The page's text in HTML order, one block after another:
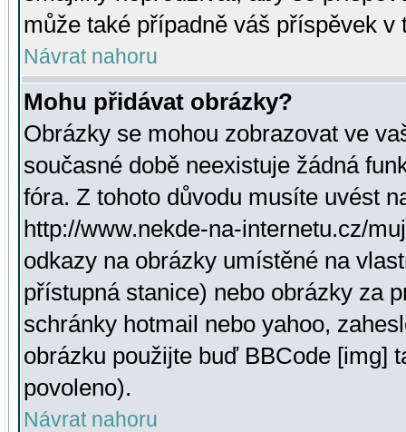
může také případně váš příspěvek v
Návrat nahoru
Mohu přidávat obrázky?
Obrázky se mohou zobrazovat ve
současné době neexistuje žádná
fóra. Z tohoto důvodu musíte uvést
http://www.nekde-na-internetu.cz/
odkazy na obrázky umístěné na
přístupná stanice) nebo obrázky za
schránky hotmail nebo yahoo,
obrázku použijte buď BBCode [img]
povoleno).
Návrat nahoru